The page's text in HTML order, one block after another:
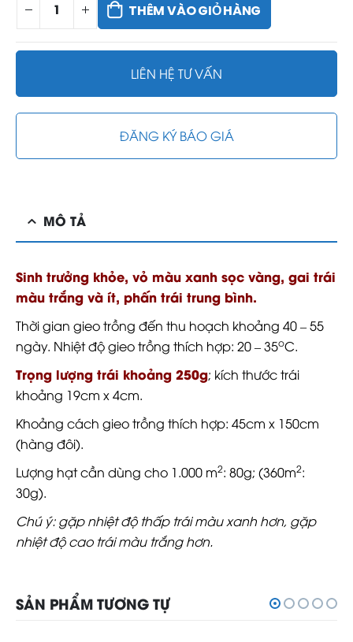
THÊM VÀO GIỎ HÀNG
LIÊN HỆ TƯ VẤN
ĐĂNG KÝ BÁO GIÁ
MÔ TẢ
Sinh trưởng khỏe, vỏ màu xanh sọc vàng, gai trái
màu trắng và ít, phấn trái trung bình.
Thời gian gieo trồng đến thu hoạch khoảng 40 – 55
ngày. Nhiệt độ gieo trồng thích hợp: 20 – 35oC.
Trọng lượng trái khoảng 250g; kích thước trái
khoảng 19cm x 4cm.
Khoảng cách gieo trồng thích hợp: 45cm x 150cm
(hàng đôi).
Lượng hạt cần dùng cho 1.000 m2: 80g; (360m2:
30g).
Chú ý: gặp nhiệt độ thấp trái màu xanh hơn, gặp
nhiệt độ cao trái màu trắng hơn.
SẢN PHẨM TƯƠNG TỰ